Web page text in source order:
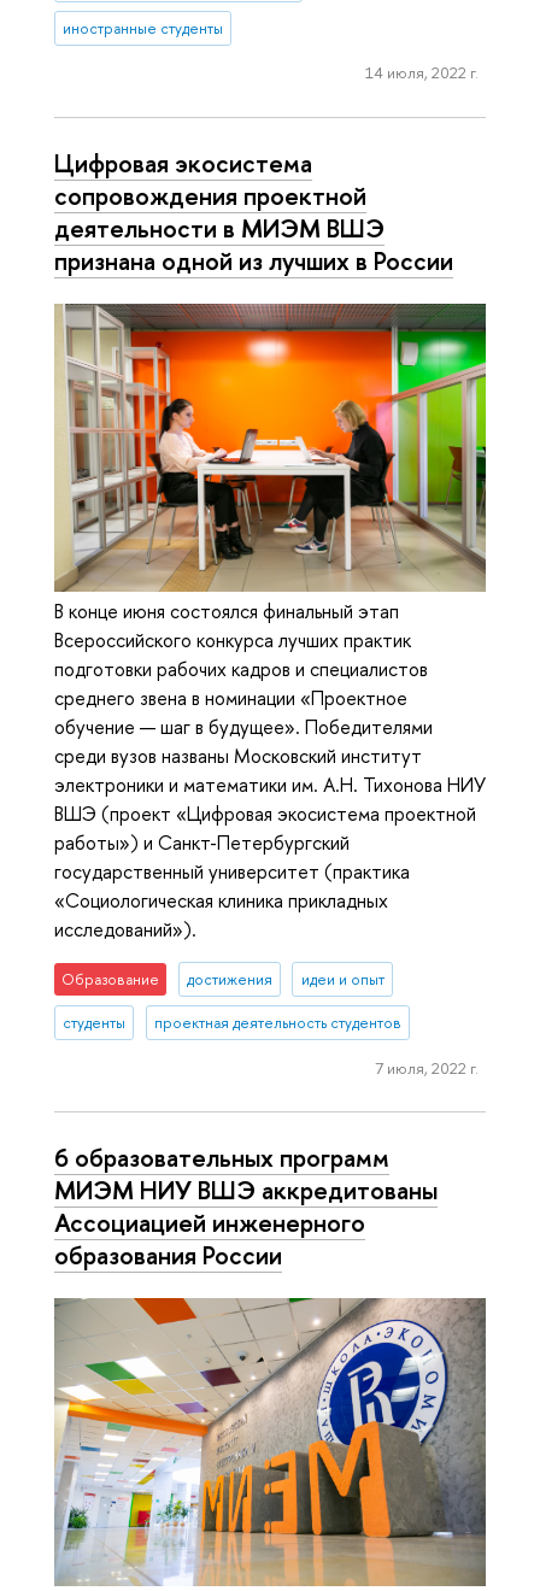
иностранные студенты
14 июля, 2022 г.
Цифровая экосистема
сопровождения проектной
деятельности в МИЭМ ВШЭ
признана одной из лучших в России
В конце июня состоялся финальный этап
Всероссийского конкурса лучших практик
подготовки рабочих кадров и специалистов
среднего звена в номинации «Проектное
обучение — шаг в будущее». Победителями
среди вузов названы Московский институт
электроники и математики им. А.Н. Тихонова НИУ
ВШЭ (проект «Цифровая экосистема проектной
работы») и Санкт-Петербургский
государственный университет (практика
«Социологическая клиника прикладных
исследований»).
Образование достижения идеи и опыт
студенты проектная деятельность студентов
7 июля, 2022 г.
6 образовательных программ
МИЭМ НИУ ВШЭ аккредитованы
Ассоциацией инженерного
образования России